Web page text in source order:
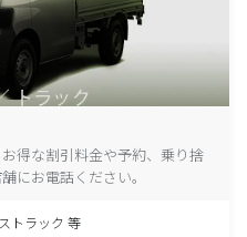
得な割引料金や予約、乗り捨
にお電話ください。
トラック 等